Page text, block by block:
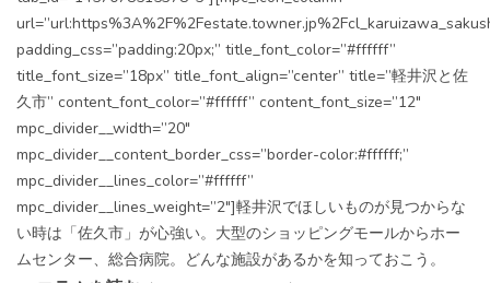
padding_css=”padding:20px;” title_font_color=”#ffffff”
title_font_size=”18px” title_font_align=”center” title=”軽井沢と佐
久市” content_font_color=”#ffffff” content_font_size=”12″
mpc_divider__width=”20″
mpc_divider__content_border_css=”border-color:#ffffff;”
mpc_divider__lines_color=”#ffffff”
mpc_divider__lines_weight=”2″]軽井沢でほしいものが見つからな
い時は「佐久市」が心強い。大型のショッピングモールからホー
ムセンター、総合病院。どんな施設があるかを知っておこう。